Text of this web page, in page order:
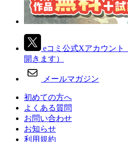
eコミ公式Xアカウント
開きます）
メールマガジン
初めての方へ
よくある質問
お問い合わせ
お知らせ
利用規約